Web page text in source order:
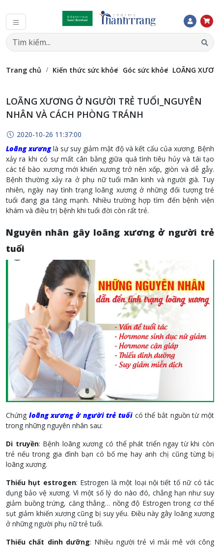
Trang chủ Kiến thức sức khỏe Góc sức khỏe LOÃNG
LOÃNG XƯƠNG Ở NGƯỜI TRẺ TUỔI_NGUYÊN
NHÂN VÀ CÁCH PHÒNG TRÁNH
2020-10-26 11:37:00
Loãng xươnglà sự suy giảm mật độ và kết cấu của xương. Bệnh
xảy ra khi có sự mất cân bằng giữa quá tình tiêu hủy và tái tạo
các tế bào xương mới khiến xương trở nên xốp, giòn và dễ gẫy.
Bệnh thường xảy ra ở phụ nữ tuổi mãn kinh và người già. Tuy
nhiên, ngày nay tình trạng loãng xương ở những đối tượng trẻ
tuổi đang gia tăng mạnh. Nhiều trường hợp tìm đến bệnh viện
khám và điều trị bệnh khi tuổi đời còn rất trẻ.
Nguyên nhân gây loãng xương ở người trẻ
tuổi
Chứng loãng xương ở người trẻ tuổi có thể bắt nguồn từ một
trong những nguyên nhân sau:
Di truyền: Bệnh loãng xương có thể phát triển ngay từ khi còn
trẻ nếu trong gia đình bạn có bố mẹ hay anh chị cũng từng bị
loãng xương.
Thiếu hụt estrogen: Estrogen là một loại nội tiết tố nữ có tác
dụng bảo vệ xương. Vì một số lý do nào đó, chẳng hạn như suy
giảm buồng trứng, căng thẳng… nồng độ Estrogen trong cơ thể
sụt giảm khiến xương cũng bị suy yếu. Điều này gây loãng xương
ở những người phụ nữ trẻ tuổi.
Thiếu chất dinh dưỡng: Nhiều người trẻ vì mải mê với công